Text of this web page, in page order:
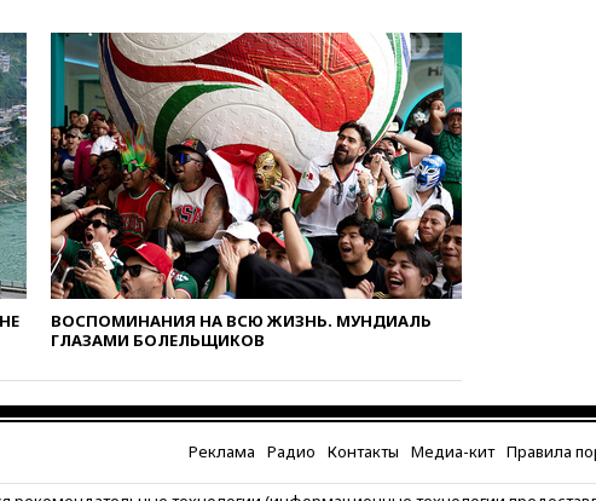
признать «Яблоко»
нежелательной организацией
вчера, 23:15В Смоленске
ребенок и женщина погибли
при падении деревьев во
время урагана
вчера, 22:55В Москве в
пятницу ожидаются ливни
вчера, 22:35 Винисиус
продлил контракт с «Реалом»
до 2032 года
вчера, 22:28
Отказаться от
станет значительно дороже
вчера, 22:20Путин назвал 76-ю
штурмовую дивизию
легендарной
ВОСПОМИНАНИЯ НА ВСЮ ЖИЗНЬ. МУНДИАЛЬ
ГЛАЗАМИ БОЛЕЛЬЩИКОВ
Реклама Радио Контакты Медиа-кит Правила